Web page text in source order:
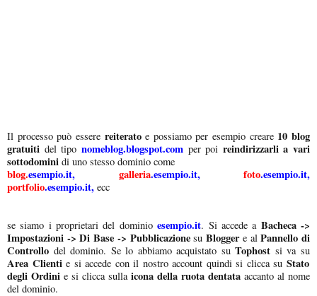
Il processo può essere reiteratoe possiamo per esempio creare 10 blog
gratuiti del tipo nomeblog.blogspot.comper poi reindirizzarli a vari
sottodomini di uno stesso dominio come
blog.esempio.it, galleria.esempio.it, foto.esempio.it,
portfolio.esempio.it, ecc
se siamo i proprietari del dominioesempio.it. Si accede a Bacheca ->
Impostazioni -> Di Base -> Pubblicazionesu Bloggere alPannello di
Controllo del dominio. Se lo abbiamo acquistato suTophost si va su
Area Clientie si accede con il nostro account quindi si clicca su Stato
degli Ordini e si clicca sullaicona della ruota dentata accanto al nome
del dominio.